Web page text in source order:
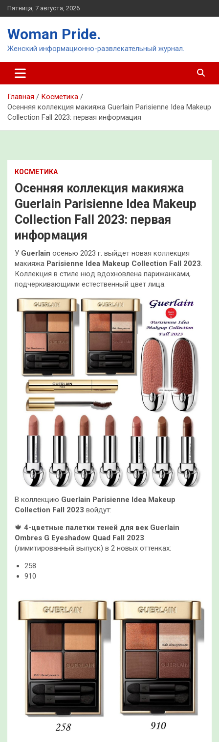
Перейти
к
Пятница, 7 августа, 2026
Woman Pride.
Женский информационно-развлекательный журнал.
Главная
Косметика
Осенняя коллекция макияжа Guerlain Parisienne Idea Makeup
Collection Fall 2023: первая информация
КОСМЕТИКА
Осенняя коллекция макияжа
Guerlain Parisienne Idea Makeup
Collection Fall 2023: первая
информация
У Guerlain осенью 2023 г. выйдет новая коллекция
макияжа Parisienne Idea Makeup Collection Fall 2023.
Коллекция в стиле нюд вдохновлена парижанками,
подчеркивающими естественный цвет лица.
В коллекцию Guerlain Parisienne Idea Makeup
Collection Fall 2023 войдут:
🍁 4-цветные палетки теней для век Guerlain
Ombres G Eyeshadow Quad Fall 2023
(лимитированный выпуск) в 2 новых оттенках:
258
910